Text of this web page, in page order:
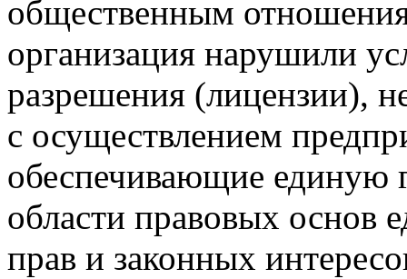
общественным
организация нарушили
разрешения (лицензии),
с осуществлением
обеспечивающие единую
области правовых основ
прав и законных